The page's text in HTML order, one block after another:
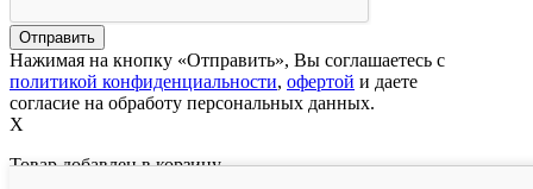
Нажимая на кнопку «Отправить», Вы соглашаетесь с
политикой конфиденциальности, офертой и даете
согласие на обработу персональных данных.
X
Товар добавлен в корзину